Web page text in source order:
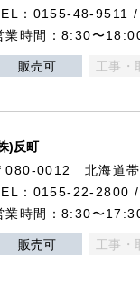
：0155-48-9511
業時間：8:30〜
販売可 工事・
)反町
080-0012 北海道帯
：0155-22-2800
業時間：8:30〜
販売可 工事・